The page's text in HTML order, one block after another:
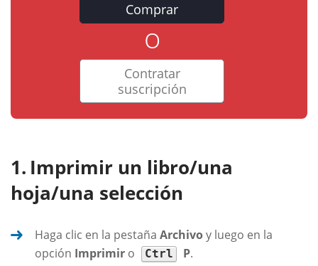
Comprar
o
Contratar
suscripción
Imprimir un libro/una
hoja/una selección
Haga clic en la pestaña Archivoy luego en la
opción Imprimir o Ctrl P.